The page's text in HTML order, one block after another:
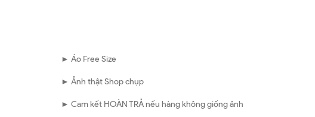
► Áo Free Size
► Ảnh thật Shop chụp
► Cam kết HOÀN TRẢ nếu hàng không giống ảnh